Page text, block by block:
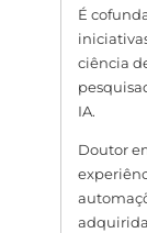
É
ciência
IA.
Doutor